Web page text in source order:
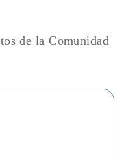
de la Comunidad